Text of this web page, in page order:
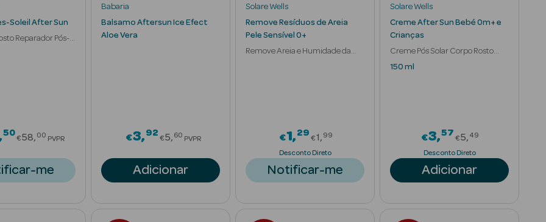
Soleil After Sun
Reparador Pós-
50Price reduced from
€58 00 PVPR
me
Babaria
Balsamo Aftersun Ice Efect
Aloe Vera
€3 92Price reduced from
€5 60 PVPR
Adicionar
Solare Wells
Remove Resíduos de Areia
Pele Sensível 0+
Remove Areia e Humidade da
€1 29Price reduced from
€1 99
Desconto Direto
Notificar-me
Solare Wells
Creme After Sun Bebé 0m+ e
Crianças
Creme Pós Solar Corpo Rosto
Pele Sensível Atópica
150 ml
€3 57Price
€5 49
Desconto Direto
Adicionar